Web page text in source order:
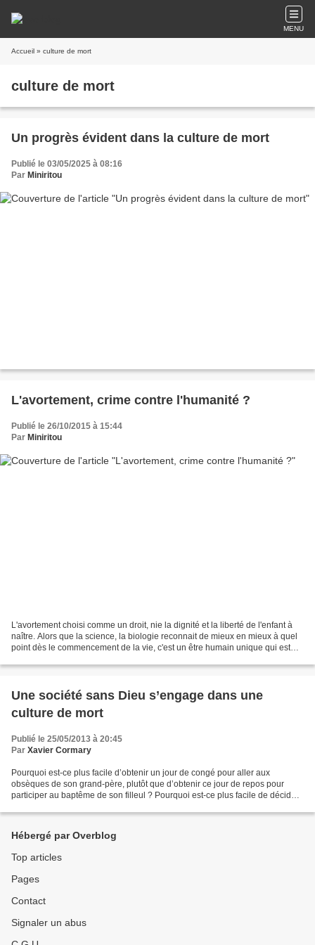
MENU
Accueil » culture de mort
culture de mort
Un progrès évident dans la culture de mort
Publié le 03/05/2025 à 08:16
Par Miniritou
L'avortement, crime contre l'humanité ?
Publié le 26/10/2015 à 15:44
Par Miniritou
L'avortement choisi comme un droit, nie la dignité et la liberté de l'enfant à
naître. Alors que la science, la biologie reconnait de mieux en mieux à quel
point dès le commencement de la vie, c'est un être humain unique qui est
Une société sans Dieu s’engage dans une
culture de mort
Publié le 25/05/2013 à 20:45
Par Xavier Cormary
Pourquoi est-ce plus facile d’obtenir un jour de congé pour aller aux
obsèques de son grand-père, plutôt que d’obtenir ce jour de repos pour
participer au baptême de son filleul ? Pourquoi est-ce plus facile de décider
Hébergé par Overblog
Top articles
Pages
Contact
Signaler un abus